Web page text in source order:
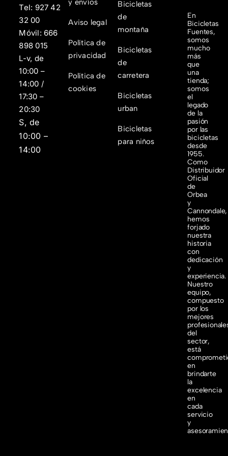
Tel: 927 42
32 00
Móvil: 666
898 015
L-v, de
10:00 –
14:00 /
17:30 –
20:30
S, de
10:00 –
14:00
Aviso legal
Política de
privacidad
Política de
cookies
Bicicletas
de
montaña
Bicicletas
de
carretera
Bicicletas
urban
Bicicletas
para niños
En
Bicicletas
Fuentes,
somos
mucho
más
que
una
tienda;
somos
el
legado
de la
pasión
por las
bicicletas
desde
1955.
Como
Distribuidor
Oficial
de
Orbea
y
Cannondale,
hemos
forjado
nuestra
historia
con
dedicación
y
experiencia.
Nuestro
equipo,
compuesto
por los
mejores
del
sector,
está
en
brindarte
la
excelencia
en
cada
servicio
y